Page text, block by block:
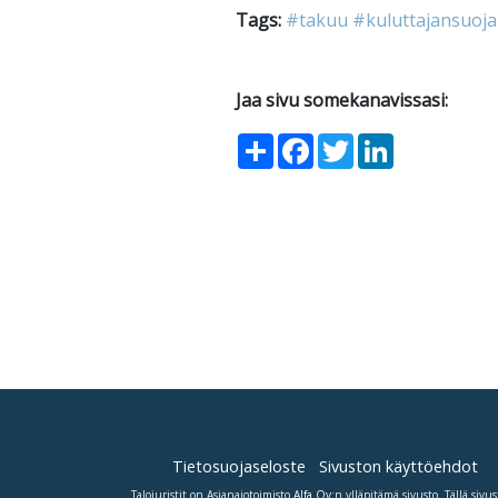
Tags: #takuu #kuluttajansuoja
Jaa sivu somekanavissasi:
ShareFacebook
Twitter
Tietosuojaseloste Sivuston käyttöehdot
Talojuristit on Asianajotoimisto Alfa Oy:n ylläpitämä sivusto. Tällä